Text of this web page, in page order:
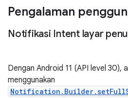
Pengalaman
Notifikasi Intent layar
Dengan Android 11 (API level 30),
menggunakan